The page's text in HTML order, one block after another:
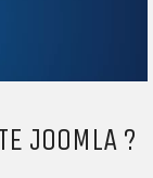
JOOMLA ?